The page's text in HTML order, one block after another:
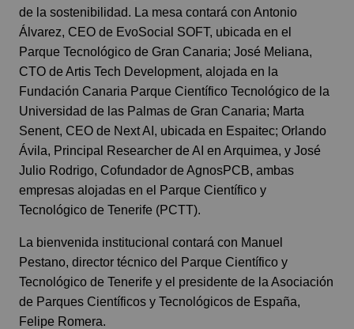
de la sostenibilidad. La mesa contará con Antonio
Álvarez, CEO de EvoSocial SOFT, ubicada en el
Parque Tecnológico de Gran Canaria; José Meliana,
CTO de Artis Tech Development, alojada en la
Fundación Canaria Parque Científico Tecnológico de la
Universidad de las Palmas de Gran Canaria; Marta
Senent, CEO de Next AI, ubicada en Espaitec; Orlando
Ávila, Principal Researcher de AI en Arquimea, y José
Julio Rodrigo, Cofundador de AgnosPCB, ambas
empresas alojadas en el Parque Científico y
Tecnológico de Tenerife (PCTT).
La bienvenida institucional contará con Manuel
Pestano, director técnico del Parque Científico y
Tecnológico de Tenerife y el presidente de la Asociación
de Parques Científicos y Tecnológicos de España,
Felipe Romera.